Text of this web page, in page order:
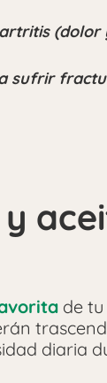
(dolor
sufrir
y
de
diaria